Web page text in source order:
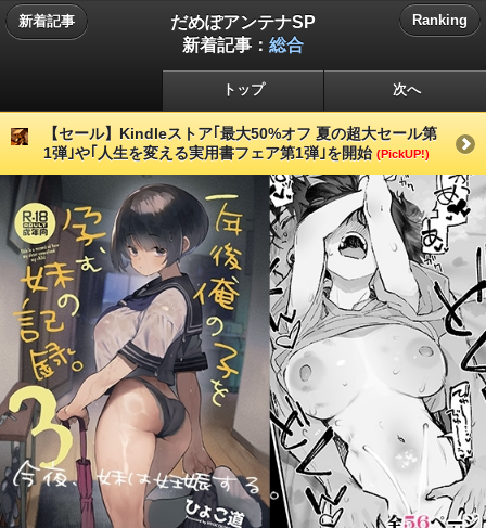
新着記事
だめぽアンテナSP
新着記事： 総合
Ranking
トップ 次へ
【セール】Kindleストア｢最大50%オフ 夏の超大セール第
1弾｣や｢人生を変える実用書フェア第1弾｣を開始 (PickUP!)